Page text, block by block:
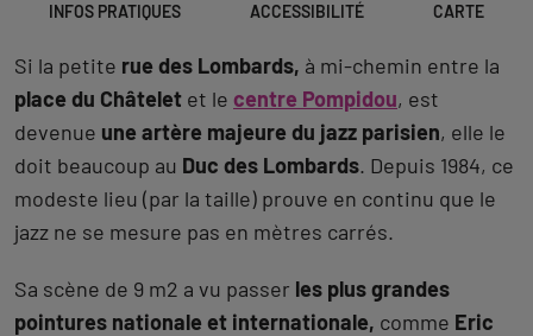
INFOS PRATIQUES ACCESSIBILITÉ CARTE
Si la petite rue des Lombards, à mi-chemin entre la
place du Châtelet et le centre Pompidou, est
devenue une artère majeure du jazz parisien, elle le
doit beaucoup au Duc des Lombards. Depuis 1984, ce
modeste lieu (par la taille) prouve en continu que le
jazz ne se mesure pas en mètres carrés.
Sa scène de 9 m2 a vu passer les plus grandes
pointures nationale et internationale, comme Eric